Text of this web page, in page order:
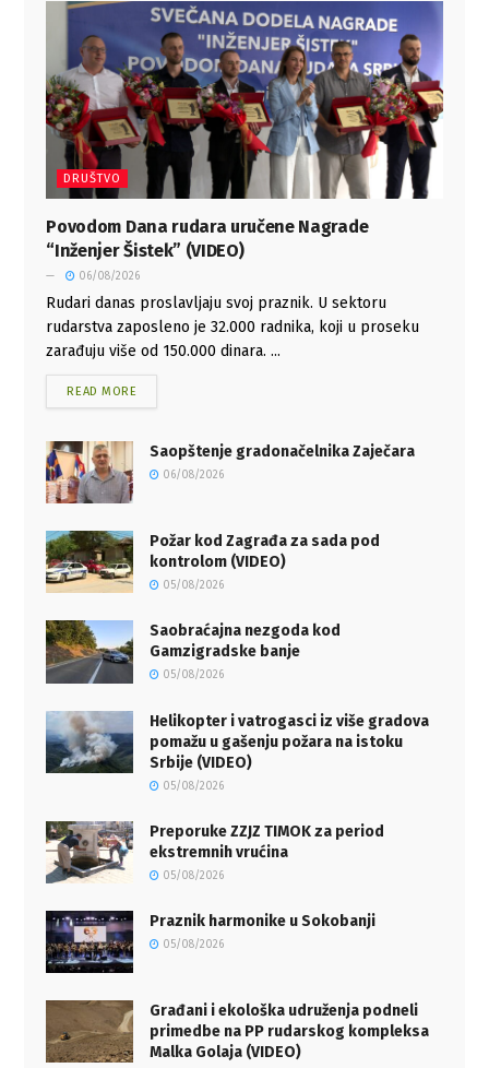
DRUŠTVO
Povodom Dana rudara uručene Nagrade
“Inženjer Šistek” (VIDEO)
06/08/2026
Rudari danas proslavljaju svoj praznik. U sektoru
rudarstva zaposleno je 32.000 radnika, koji u proseku
zarađuju više od 150.000 dinara. ...
READ MORE
Saopštenje gradonačelnika Zaječara
06/08/2026
Požar kod Zagrađa za sada pod
kontrolom (VIDEO)
05/08/2026
Saobraćajna nezgoda kod
Gamzigradske banje
05/08/2026
Helikopter i vatrogasci iz više gradova
pomažu u gašenju požara na istoku
Srbije (VIDEO)
05/08/2026
Preporuke ZZJZ TIMOK za period
ekstremnih vrućina
05/08/2026
Praznik harmonike u Sokobanji
05/08/2026
Građani i ekološka udruženja podneli
primedbe na PP rudarskog kompleksa
Malka Golaja (VIDEO)